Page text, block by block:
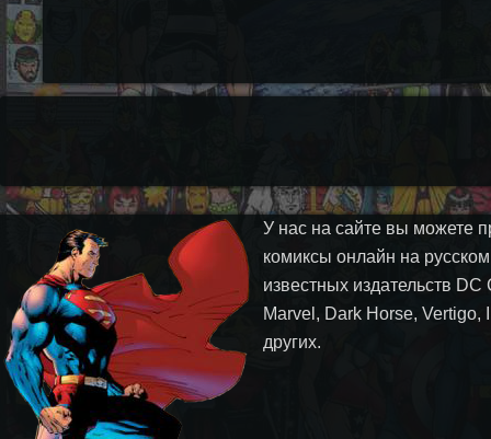
У нас на сайте вы можете
комиксы онлайн на
известных издательств DC
Marvel, Dark Horse, Vertigo,
других.